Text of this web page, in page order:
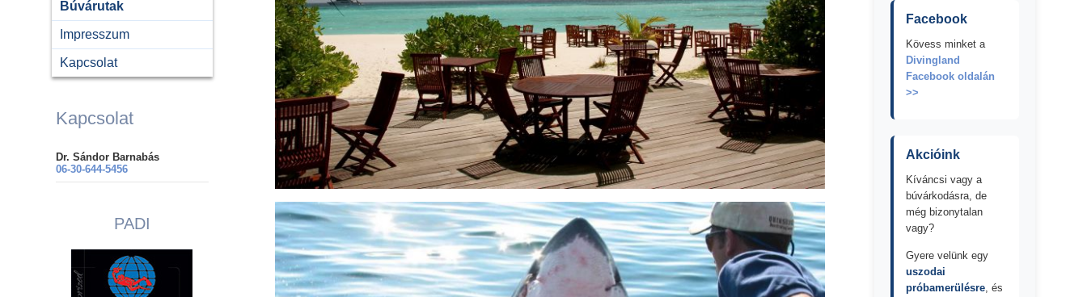
Búvárutak
Impresszum
Kapcsolat
Kapcsolat
Dr. Sándor Barnabás
06-30-644-5456
PADI
Facebook
Kövess minket a
Divingland
Facebook oldalán
>>
Akcióink
Kíváncsi vagy a
búvárkodásra, de
még bizonytalan
vagy?
Gyere velünk egy
uszodai
próbamerülésre, és